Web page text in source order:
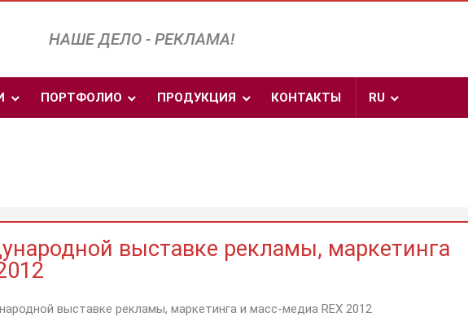
НАШЕ ДЕЛО - РЕКЛАМА!
ПОРТФОЛИО ПРОДУКЦИЯ КОНТАКТЫ RU
выставке рекламы, маркетинга
выставке рекламы, маркетинга и масс-медиа REX 2012